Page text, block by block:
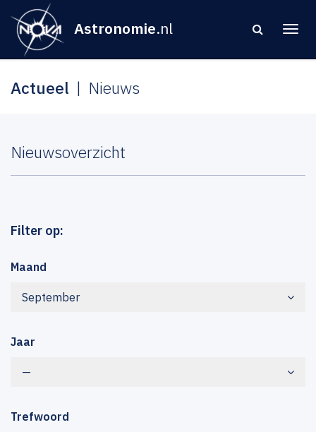
Astronomie.nl
Actueel Nieuws
Nieuwsoverzicht
Filter op:
Maand
September
Jaar
—
Trefwoord